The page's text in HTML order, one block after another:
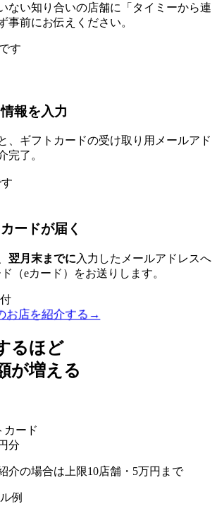
ない知り合いの店舗に「タイミーから連
事前にお伝えください。
す
報を入力
、ギフトカードの受け取り用メールアド
完了。
ードが届く
翌月末までに 入力したメールアドレスへ
（eカード）をお送りします。
お店を紹介する →
るほど
が増える
カード
分
介の場合は上限10店舗・5万円まで
例